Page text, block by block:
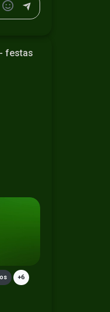
festas
+6